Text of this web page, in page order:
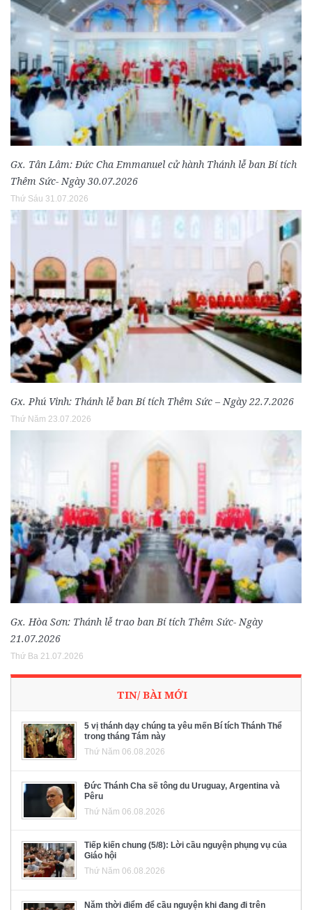
Gx. Tân Lâm: Đức Cha Emmanuel cử hành Thánh lễ ban Bí tích
Thêm Sức- Ngày 30.07.2026
Thứ Sáu 31.07.2026
Gx. Phú Vinh: Thánh lễ ban Bí tích Thêm Sức – Ngày 22.7.2026
Thứ Năm 23.07.2026
Gx. Hòa Sơn: Thánh lễ trao ban Bí tích Thêm Sức- Ngày
21.07.2026
Thứ Ba 21.07.2026
TIN/ BÀI MỚI
5 vị thánh dạy chúng ta yêu mến Bí tích Thánh Thể
trong tháng Tám này
Thứ Năm 06.08.2026
Đức Thánh Cha sẽ tông du Uruguay, Argentina và
Pêru
Thứ Năm 06.08.2026
Tiếp kiến chung (5/8): Lời cầu nguyện phụng vụ của
Giáo hội
Thứ Năm 06.08.2026
Năm thời điểm để cầu nguyện khi đang đi trên